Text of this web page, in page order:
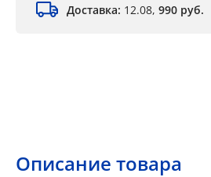
Доставка: 12.08, 990 руб.
Описание товара